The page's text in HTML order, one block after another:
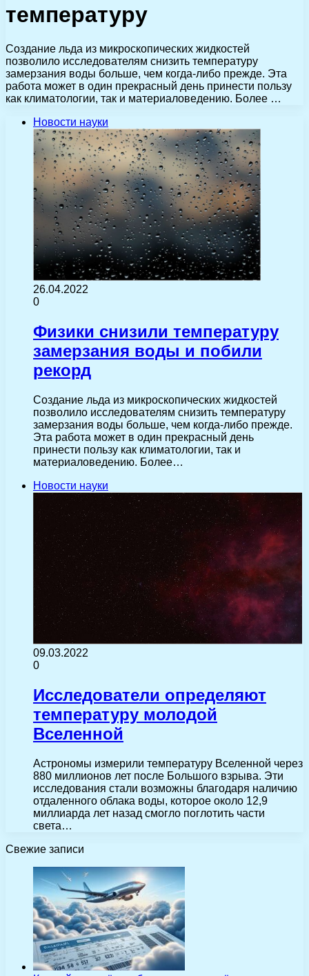
температуру
Создание льда из микроскопических жидкостей
позволило исследователям снизить температуру
замерзания воды больше, чем когда-либо прежде. Эта
работа может в один прекрасный день принести пользу
как климатологии, так и материаловедению. Более …
Новости науки
26.04.2022
0
Физики снизили температуру
замерзания воды и побили
рекорд
Создание льда из микроскопических жидкостей
позволило исследователям снизить температуру
замерзания воды больше, чем когда-либо прежде.
Эта работа может в один прекрасный день
принести пользу как климатологии, так и
материаловедению. Более…
Новости науки
09.03.2022
0
Исследователи определяют
температуру молодой
Вселенной
Астрономы измерили температуру Вселенной через
880 миллионов лет после Большого взрыва. Эти
исследования стали возможны благодаря наличию
отдаленного облака воды, которое около 12,9
миллиарда лет назад смогло поглотить части
света…
Свежие записи